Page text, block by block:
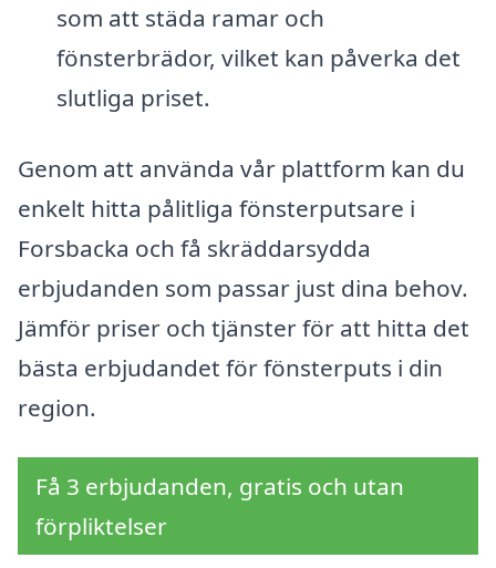
som att städa ramar och
fönsterbrädor, vilket kan påverka det
slutliga priset.
Genom att använda vår plattform kan du
enkelt hitta pålitliga fönsterputsare i
Forsbacka och få skräddarsydda
erbjudanden som passar just dina behov.
Jämför priser och tjänster för att hitta det
bästa erbjudandet för fönsterputs i din
region.
Få 3 erbjudanden, gratis och utan
förpliktelser